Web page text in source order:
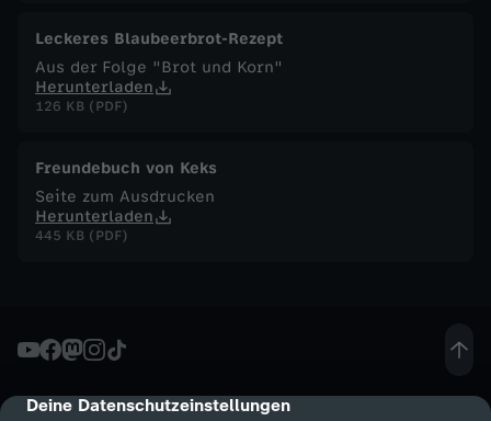
cmp-dialog-description
Deine Datenschutzeinstellungen
n
d
-
K
k
s
Leckeres Blaubeerbrot-Rezept
Aus der Folge "Brot und Korn"
Herunterladen
126 KB (PDF)
Freundebuch von Keks
Seite zum Ausdrucken
Herunterladen
445 KB (PDF)